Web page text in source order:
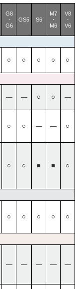
G8
・
G6
GS5 S6
M7
・
M6
V8
・
V6
○ ○ ○ ○ ○
― ― ○ ○ ―
○ ○ ― ― ○
○ ○ ■ ■ ○
○ ○ ○ ○ ○
― ― ― ― ―